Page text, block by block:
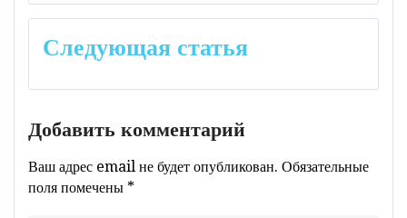
Следующая статья
Добавить комментарий
Ваш адрес email не будет опубликован. Обязательные
поля помечены *